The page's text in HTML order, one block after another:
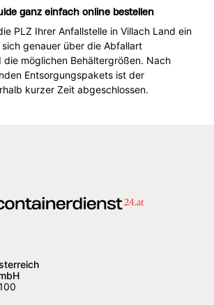
ganz einfach online bestellen
PLZ Ihrer Anfallstelle in Villach Land ein
genauer über die Abfallart
die möglichen Behältergrößen. Nach
Entsorgungspakets ist der
kurzer Zeit abgeschlossen.